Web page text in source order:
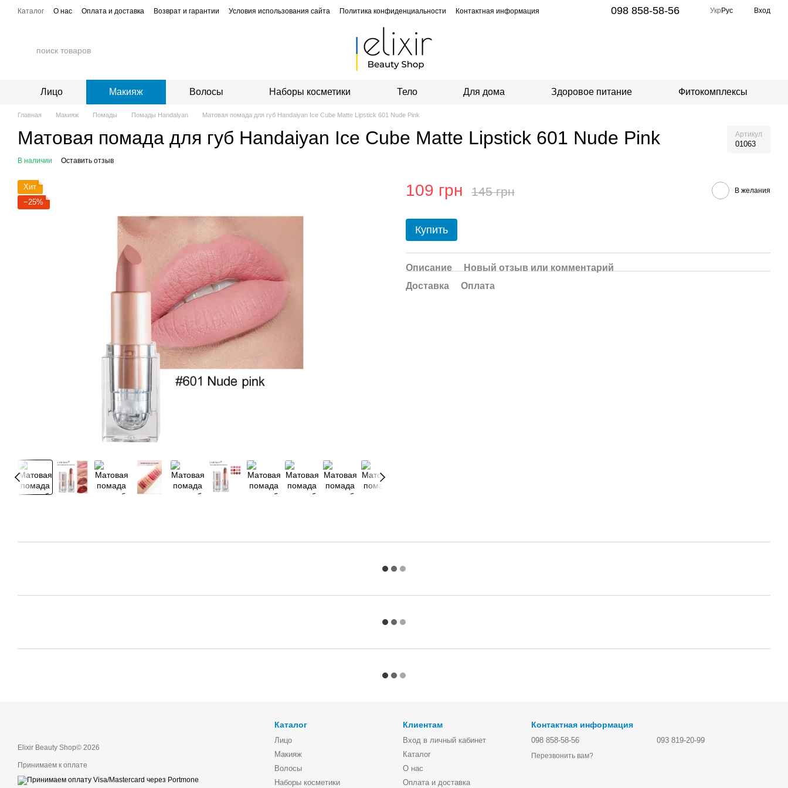
Перейти к основному контенту
Каталог О нас Оплата и доставка Возврат и гарантии Условия использования сайта Политика конфиденциальности Контактная информация 098 858-58-56 Укр Рус Вход
Лицо Макияж Волосы Наборы косметики Тело Для дома Здоровое питание Фитокомплексы
Главная Макияж Помады Помады Handaiyan Матовая помада для губ Handaiyan Ice Cube Matte Lipstick 601 Nude Pink
Матовая помада для губ Handaiyan Ice Cube Matte Lipstick 601 Nude Pink Артикул
01063
В наличии Оставить отзыв
Хит
−25%
109 грн 145 грн В желания
Купить
Описание
Новый отзыв или комментарий
Доставка
Оплата
Elixir Beauty Shop© 2026
Принимаем к оплате
Каталог
Лицо
Макияж
Волосы
Наборы косметики
Клиентам
Вход в личный кабинет
Каталог
О нас
Оплата и доставка
Контактная информация
098 858-58-56
Перезвонить вам?
093 819-20-99